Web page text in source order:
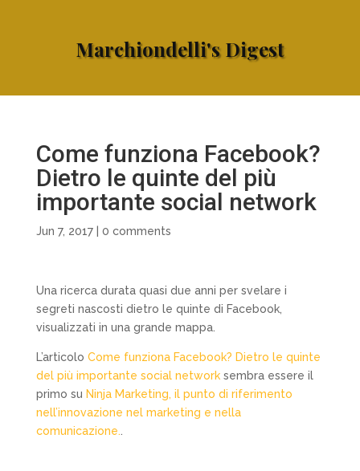
Marchiondelli's Digest
Come funziona Facebook?
Dietro le quinte del più
importante social network
Jun 7, 2017| 0 comments
Una ricerca durata quasi due anni per svelare i
segreti nascosti dietro le quinte di Facebook,
visualizzati in una grande mappa.
L’articolo Come funziona Facebook? Dietro le quinte
del più importante social networksembra essere il
primo su Ninja Marketing, il punto di riferimento
nell’innovazione nel marketing e nella
comunicazione.